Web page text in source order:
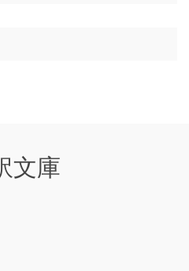
文庫